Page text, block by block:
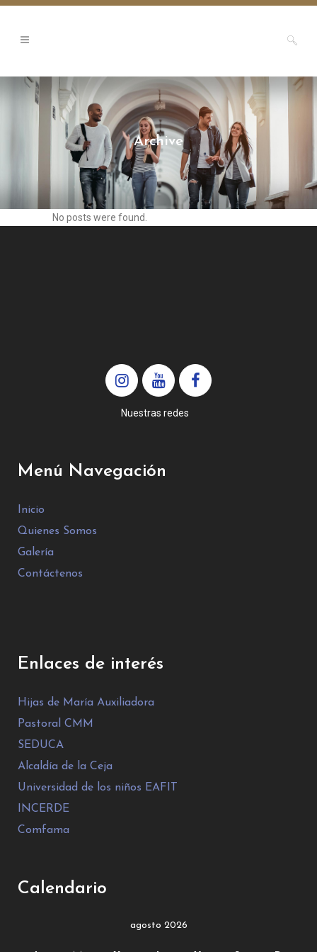
Archive
No posts were found.
Nuestras redes
Menú Navegación
Inicio
Quienes Somos
Galería
Contáctenos
Enlaces de interés
Hijas de María Auxiliadora
Pastoral CMM
SEDUCA
Alcaldía de la Ceja
Universidad de los niños EAFIT
INCERDE
Comfama
Calendario
agosto 2026